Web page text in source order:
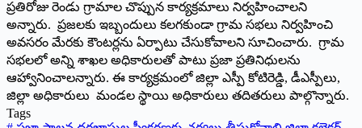
ప్రతిరోజు రెండు గ్రామాల చొప్పున కార్యక్రమాలు నిర్వహించాలని
అన్నారు. ప్రజలకు ఇబ్బందులు కలగకుండా గ్రామ సభలు నిర్వహించి
అవసరం మేరకు కౌంటర్లను ఏర్పాటు చేసుకోవాలని సూచించారు. గ్రామ
సభలలో అన్ని శాఖల అధికారులతో పాటు ప్రజా ప్రతినిధులను
ఆహ్వానించాలన్నారు. ఈ కార్యక్రమంలో జిల్లా ఎస్పీ కోటిరెడ్డి, డీఎస్పీలు,
జిల్లా అధికారులు మండల స్థాయి అధికారులు తదితరులు పాల్గొన్నారు.
Tags